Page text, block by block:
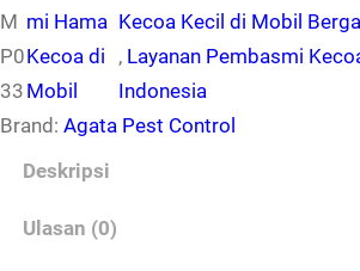
M
P0
33
mi Hama
Kecoa di
Mobil
Kecoa Kecil di Mobil
, Layanan Pembasmi
Indonesia
Brand: Agata Pest Control
Deskripsi
Ulasan (0)